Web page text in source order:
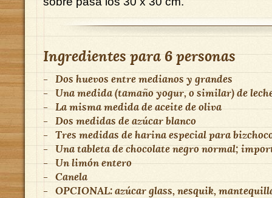
Ingredientes para6 personas
- Dos huevos entre medianos y grandes
- Una medida (tamaño yogur, o similar) de
- La misma medida de aceite de oliva
- Dos medidas de azúcar blanco
- Tres medidas de harina especial para
- Una tableta de chocolate negro normal;
- Un limón entero
- Canela
- OPCIONAL: azúcar glass, nesquik,